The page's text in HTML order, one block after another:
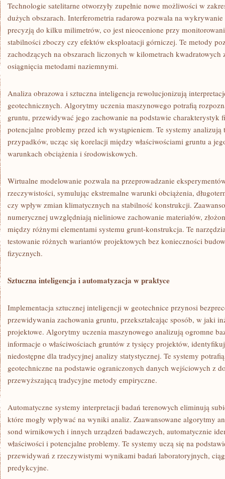
Technologie satelitarne otworzyły zupełnie nowe możliwości w
dużych obszarach. Interferometria radarowa pozwala na
precyzją do kilku milimetrów, co jest nieocenione przy
stabilności zboczy czy efektów eksploatacji górniczej. Te metody
zachodzących na obszarach liczonych w kilometrach
osiągnięcia metodami naziemnymi.
Analiza obrazowa i sztuczna inteligencja rewolucjonizują
geotechnicznych. Algorytmy uczenia maszynowego potrafią
gruntu, przewidywać jego zachowanie na podstawie charakterystyk
potencjalne problemy przed ich wystąpieniem. Te systemy analizują
przypadków, ucząc się korelacji między właściwościami gruntu a
warunkach obciążenia i środowiskowych.
Wirtualne modelowanie pozwala na przeprowadzanie
rzeczywistości, symulując ekstremalne warunki obciążenia,
czy wpływ zmian klimatycznych na stabilność konstrukcji.
numerycznej uwzględniają nieliniowe zachowanie materiałów,
między różnymi elementami systemu grunt-konstrukcja. Te
testowanie różnych wariantów projektowych bez konieczności
fizycznych.
Sztuczna inteligencja i automatyzacja w praktyce
Implementacja sztucznej inteligencji w geotechnice przynosi
przewidywania zachowania gruntu, przekształcając sposób, w jaki
projektowe. Algorytmy uczenia maszynowego analizują ogromne
informacje o właściwościach gruntów z tysięcy projektów,
niedostępne dla tradycyjnej analizy statystycznej. Te systemy
geotechniczne na podstawie ograniczonych danych wejściowych z
przewyższającą tradycyjne metody empiryczne.
Automatyczne systemy interpretacji badań terenowych eliminują
które mogły wpływać na wyniki analiz. Zaawansowane algorytmy
sond wirnikowych i innych urządzeń badawczych, automatycznie
właściwości i potencjalne problemy. Te systemy uczą się na
przewidywań z rzeczywistymi wynikami badań laboratoryjnych,
predykcyjne.